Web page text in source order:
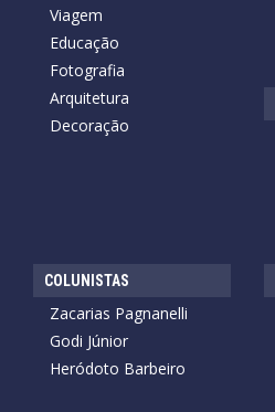
Viagem
Educação
Fotografia
Arquitetura
Decoração
COLUNISTAS
Zacarias Pagnanelli
Godi Júnior
Heródoto Barbeiro